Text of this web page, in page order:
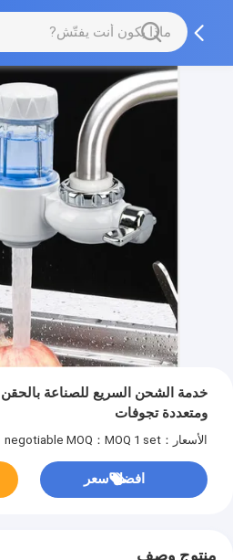
ومتعددة تجوفات
الأسعار：negotiable MOQ：MOQ 1 set
افضل سعر
منتوج وصف